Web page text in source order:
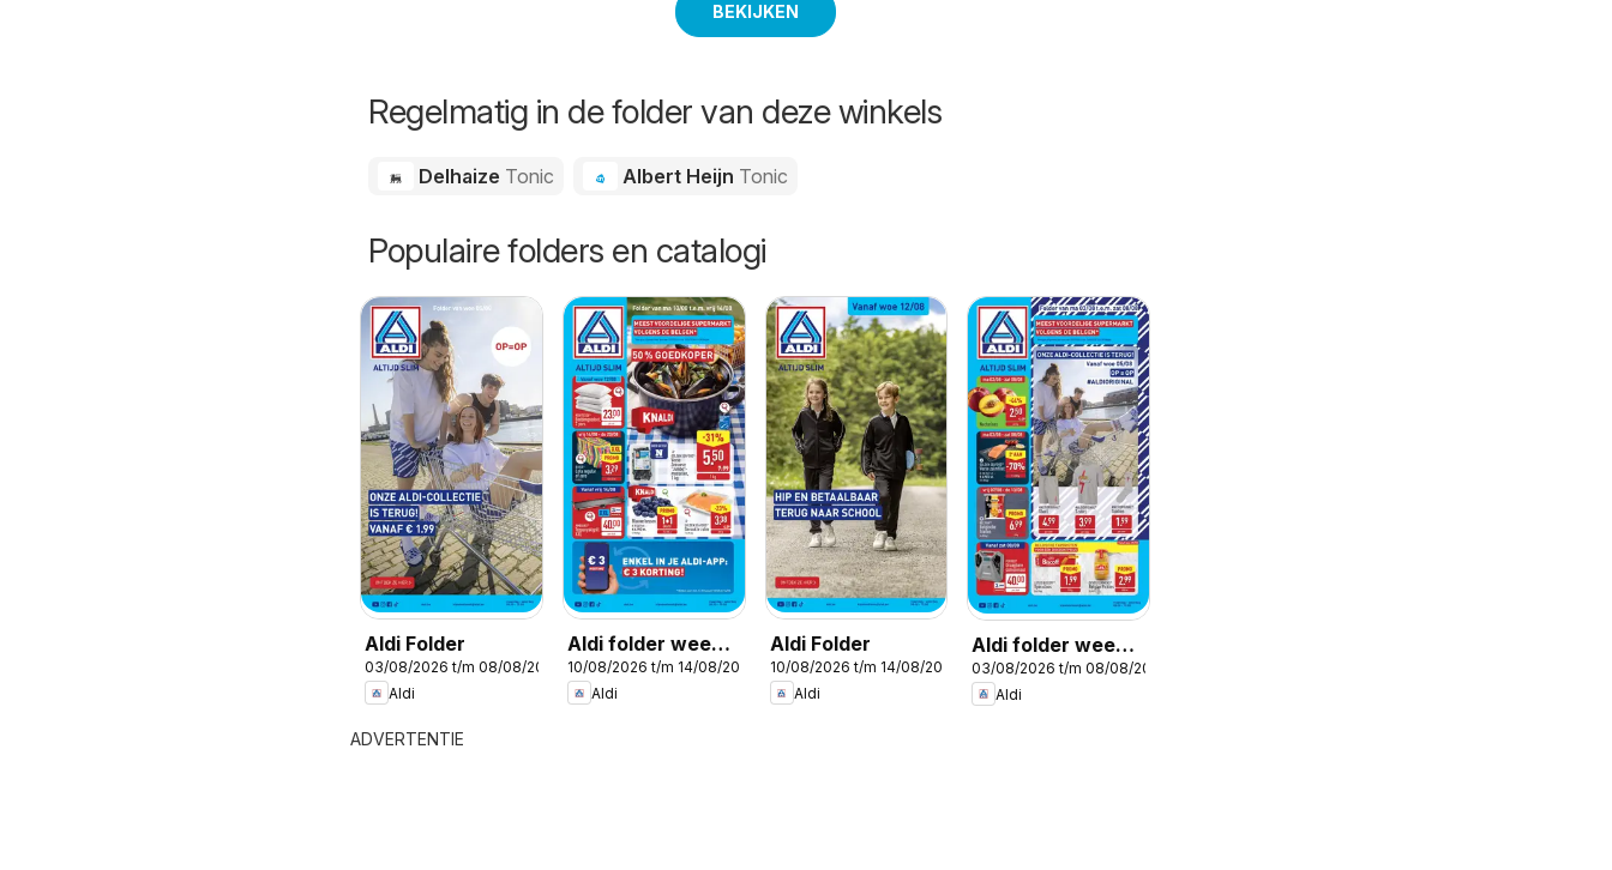
BEKIJKEN
Regelmatig in de folder van deze winkels
Delhaize Tonic Albert Heijn Tonic
Populaire folders en catalogi
Aldi Folder
03/08/2026 t/m 08/08/2026
Aldi
Aldi folder week
33
10/08/2026 t/m 14/08/2026
Aldi
Aldi Folder
10/08/2026 t/m 14/08/2026
Aldi
Aldi folder week
32
03/08/2026 t/m 08/08/2026
Aldi
ADVERTENTIE